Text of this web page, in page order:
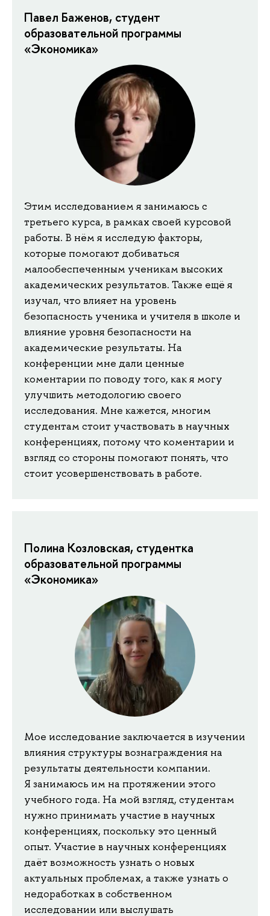
Павел Баженов, студент
образовательной программы
«Экономика»
Этим исследованием я занимаюсь с
третьего курса, в рамках своей курсовой
работы. В нём я исследую факторы,
которые помогают добиваться
малообеспеченным ученикам высоких
академических результатов. Также ещё я
изучал, что влияет на уровень
безопасность ученика и учителя в школе и
влияние уровня безопасности на
академические результаты. На
конференции мне дали ценные
коментарии по поводу того, как я могу
улучшить методологию своего
исследования. Мне кажется, многим
студентам стоит участвовать в научных
конференциях, потому что коментарии и
взгляд со стороны помогают понять, что
стоит усовершенствовать в работе.
Полина Козловская, студентка
образовательной программы
«Экономика»
Мое исследование заключается в изучении
влияния структуры вознаграждения на
результаты деятельности компании.
Я занимаюсь им на протяжении этого
учебного года. На мой взгляд, студентам
нужно принимать участие в научных
конференциях, поскольку это ценный
опыт. Участие в научных конференциях
даёт возможность узнать о новых
актуальных проблемах, а также узнать о
недоработках в собственном
исследовании или выслушать